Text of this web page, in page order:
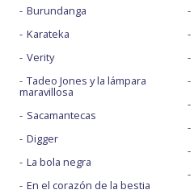
Burundanga
Karateka
Verity
Tadeo Jones y la lámpara
maravillosa
Sacamantecas
Digger
La bola negra
En el corazón de la bestia